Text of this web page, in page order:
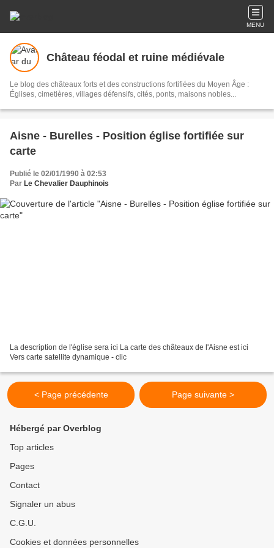
MENU
Château féodal et ruine médiévale
Le blog des châteaux forts et des constructions fortifiées du Moyen Âge :
Églises, cimetières, villages défensifs, cités, ponts, maisons nobles...
Aisne - Burelles - Position église fortifiée sur
carte
Publié le 02/01/1990 à 02:53
Par Le Chevalier Dauphinois
La description de l'église sera ici La carte des châteaux de l'Aisne est ici
Vers carte satellite dynamique - clic
< Page précédente Page suivante >
Hébergé par Overblog
Top articles
Pages
Contact
Signaler un abus
C.G.U.
Cookies et données personnelles